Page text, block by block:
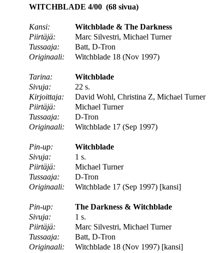
WITCHBLADE 4/00 (68 sivua)
Kansi:
Witchblade & The Darkness
Piirtäjä:
Marc Silvestri, Michael Turner
Tussaaja:
Batt, D-Tron
Originaali:
Witchblade 18 (Nov 1997)
Tarina:
Witchblade
Sivuja:
22 s.
Kirjoittaja:
David Wohl, Christina Z, Michael Turner
Piirtäjä:
Michael Turner
Tussaaja:
D-Tron
Originaali:
Witchblade 17 (Sep 1997)
Pin-up:
Witchblade
Sivuja:
1 s.
Piirtäjä:
Michael Turner
Tussaaja:
D-Tron
Originaali:
Witchblade 17 (Sep 1997) [kansi]
Pin-up:
The Darkness & Witchblade
Sivuja:
1 s.
Piirtäjä:
Marc Silvestri, Michael Turner
Tussaaja:
Batt, D-Tron
Originaali:
Witchblade 18 (Nov 1997) [kansi]